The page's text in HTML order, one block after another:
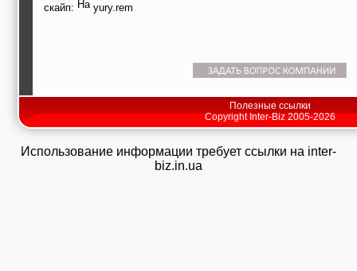
скайп:
yury.rem
Полезные ссылки
Copyright Inter-Biz 2005-2026
Использование информации требует ссылки на inter-
biz.in.ua